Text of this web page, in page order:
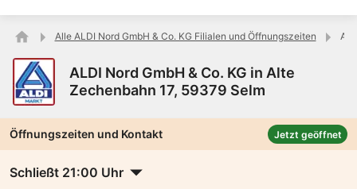
Alle ALDI Nord GmbH & Co. KG Filialen und Öffnungszeiten
ALDI Nord GmbH & Co. KG in Alte
Zechenbahn 17, 59379 Selm
Öffnungszeiten und Kontakt Jetzt geöffnet
Schließt 21:00 Uhr